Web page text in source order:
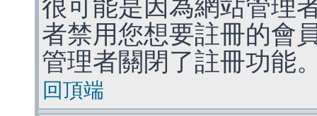
很可能是因為網站管理
者禁用您想要註冊的會
管理者關閉了註冊功能
回頂端